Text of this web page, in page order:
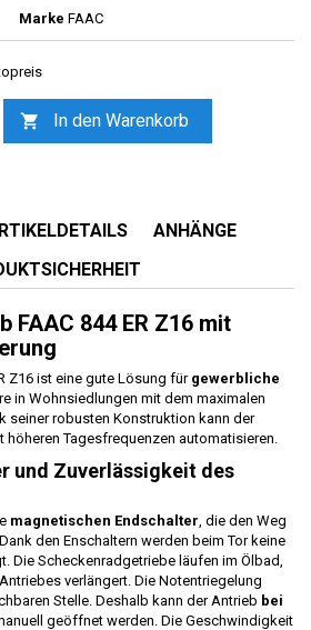
Marke FAAC
 In den Warenkorb
ANHÄNGE
FAAC 844 ER Z16 mit
Z16 ist eine gute Lösung für gewerbliche
in Wohnsiedlungen mit dem maximalen
seiner robusten Konstruktion kann der
Tagesfrequenzen automatisieren.
und Zuverlässigkeit des
magnetischen Endschalter , die den Weg
den Enschaltern werden beim Tor keine
Die Scheckenradgetriebe läufen im Ölbad,
verlängert. Die Notentriegelung
Stelle. Deshalb kann der Antrieb bei
geöffnet werden. Die Geschwindigkeit